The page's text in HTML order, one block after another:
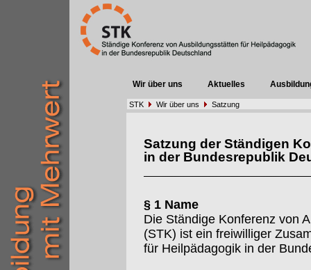
Wir über uns Aktuelles
STK Wir über uns Satzung
Satzung der Ständigen
in der Bundesrepublik
§ 1 Name
Die Ständige Konferenz von
(STK) ist ein freiwilliger
für Heilpädagogik in der